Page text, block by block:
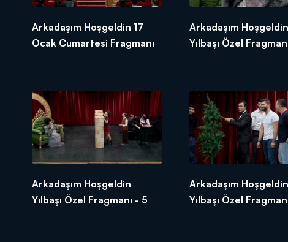
Arkadaşım Hoşgeldin 17
Ocak Cumartesi Fragmanı
Arkadaşım Hoşgeldin
Yılbaşı Özel
Arkadaşım Hoşgeldin
Yılbaşı Özel Fragmanı - 5
Arkadaşım Hoşgeldin
Yılbaşı Özel